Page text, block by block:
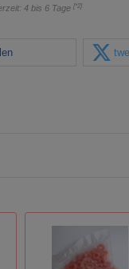
4 bis 6 Tage [*2]